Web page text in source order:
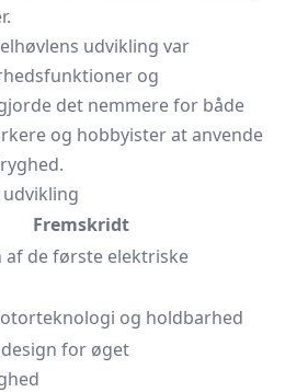
udvikling var
og
det nemmere for både
og hobbyister at anvende
Fremskridt
de første elektriske
og holdbarhed
for øget